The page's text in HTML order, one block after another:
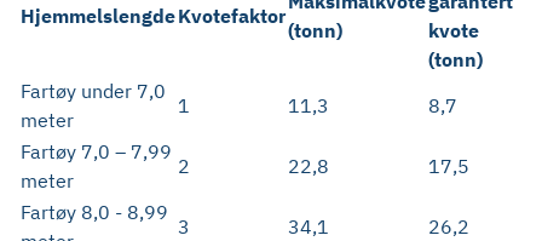
HjemmelslengdeKvotefaktor
(tonn)
kvote
(tonn)
Fartøy under 7,0
meter
1 11,3
8,7
Fartøy 7,0 – 7,99
meter
2 22,8
17,5
Fartøy 8,0 - 8,99
3 34,1
26,2